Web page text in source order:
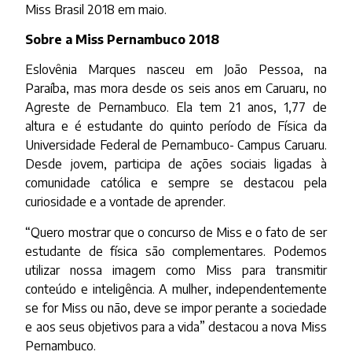
Miss Brasil 2018 em maio.
Sobre a Miss Pernambuco 2018
Eslovênia Marques nasceu em João Pessoa, na
Paraíba, mas mora desde os seis anos em Caruaru, no
Agreste de Pernambuco. Ela tem 21 anos, 1,77 de
altura e é estudante do quinto período de Física da
Universidade Federal de Pernambuco- Campus Caruaru.
Desde jovem, participa de ações sociais ligadas à
comunidade católica e sempre se destacou pela
curiosidade e a vontade de aprender.
“Quero mostrar que o concurso de Miss e o fato de ser
estudante de física são complementares. Podemos
utilizar nossa imagem como Miss para transmitir
conteúdo e inteligência. A mulher, independentemente
se for Miss ou não, deve se impor perante a sociedade
e aos seus objetivos para a vida” destacou a nova Miss
Pernambuco.